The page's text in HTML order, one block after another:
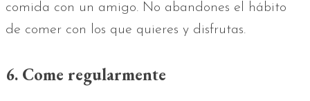
comida con un amigo. No abandones el hábito
de comer con los que quieres y disfrutas.
6. Come regularmente